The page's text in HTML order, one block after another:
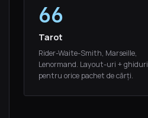
66
Tarot
Rider-Waite-Smith, Marseille,
Lenormand. Layout-uri + ghiduri
pentru orice pachet de cărți.